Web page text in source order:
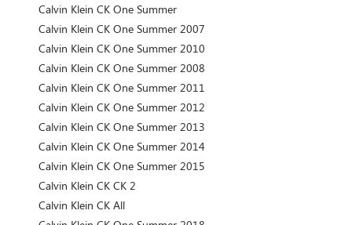
Calvin Klein CK One Summer
Calvin Klein CK One Summer 2007
Calvin Klein CK One Summer 2010
Calvin Klein CK One Summer 2008
Calvin Klein CK One Summer 2011
Calvin Klein CK One Summer 2012
Calvin Klein CK One Summer 2013
Calvin Klein CK One Summer 2014
Calvin Klein CK One Summer 2015
Calvin Klein CK CK 2
Calvin Klein CK All